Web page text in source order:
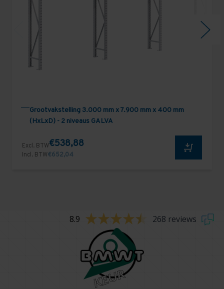
Grootvakstelling 3.000 mm x 7.900 mm x 400 mm
(HxLxD) - 2 niveaus GALVA
Excl. BTW€538,88
Incl. BTW€652,04
8.9 268 reviews